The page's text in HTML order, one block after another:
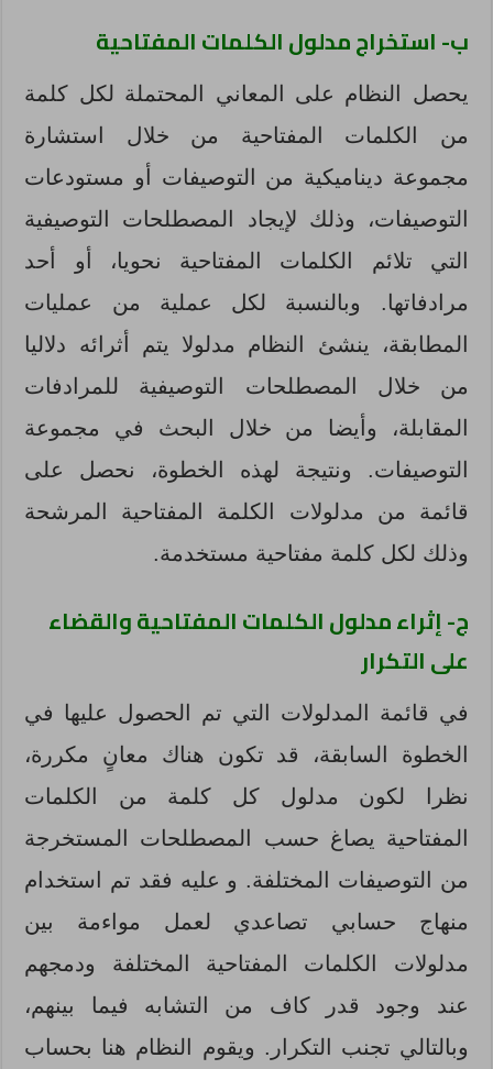
ب- استخراج مدلول الكلمات المفتاحية
يحصل النظام على المعاني المحتملة لكل كلمة
من الكلمات المفتاحية من خلال استشارة
مجموعة ديناميكية من التوصيفات أو مستودعات
التوصيفات، وذلك لإيجاد المصطلحات التوصيفية
التي تلائم الكلمات المفتاحية نحويا، أو أحد
مرادفاتها. وبالنسبة لكل عملية من عمليات
المطابقة، ينشئ النظام مدلولا يتم أثرائه دلاليا
من خلال المصطلحات التوصيفية للمرادفات
المقابلة، وأيضا من خلال البحث في مجموعة
التوصيفات. ونتيجة لهذه الخطوة، نحصل على
قائمة من مدلولات الكلمة المفتاحية المرشحة
وذلك لكل كلمة مفتاحية مستخدمة.
ج- إثراء مدلول الكلمات المفتاحية والقضاء
على التكرار
في قائمة المدلولات التي تم الحصول عليها في
الخطوة السابقة، قد تكون هناك معانٍ مكررة،
نظرا لكون مدلول كل كلمة من الكلمات
المفتاحية يصاغ حسب المصطلحات المستخرجة
من التوصيفات المختلفة. و عليه فقد تم استخدام
منهاج حسابي تصاعدي لعمل مواءمة بين
مدلولات الكلمات المفتاحية المختلفة ودمجهم
عند وجود قدر كاف من التشابه فيما بينهم،
وبالتالي تجنب التكرار. ويقوم النظام هنا بحساب